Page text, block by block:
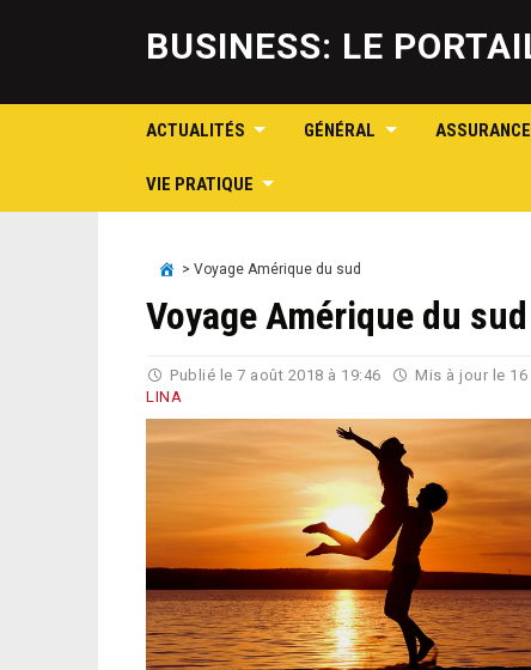
BUSINESS: LE
ACTUALITÉS GÉNÉRAL
VIE PRATIQUE
> Voyage Amérique du sud
Voyage Amérique du sud
Publié le 7 août 2018 à 19:46 Mis à jour le
LINA